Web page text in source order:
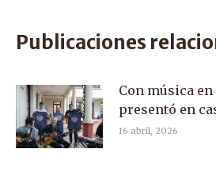
Publicaciones
Con música en
presentó en
16 abril, 2026